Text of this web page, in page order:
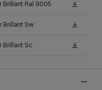
Brillant Ral 9005
Brillant Sw
Brillant Sc